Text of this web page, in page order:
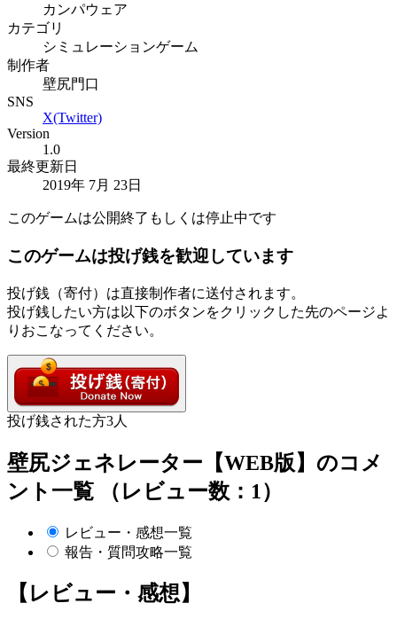
カンパウェア
カテゴリ
シミュレーションゲーム
制作者
壁尻門口
SNS
X(Twitter)
Version
1.0
最終更新日
2019年 7月 23日
このゲームは公開終了もしくは停止中です
このゲームは投げ銭を歓迎しています
投げ銭（寄付）は直接制作者に送付されます。
投げ銭したい方は以下のボタンをクリックした先のページよ
りおこなってください。
投げ銭された方3人
壁尻ジェネレーター【WEB版】のコメ
ント一覧 （レビュー数：1）
レビュー・感想一覧
報告・質問攻略一覧
【レビュー・感想】